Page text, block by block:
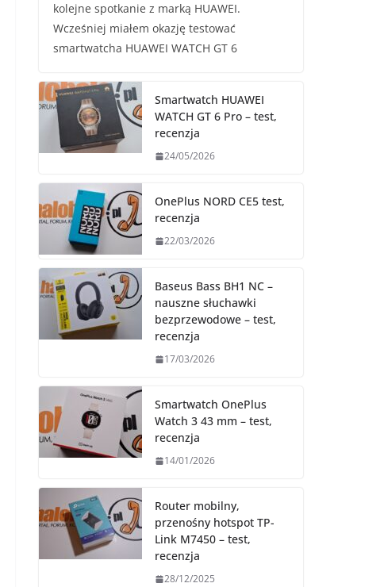
kolejne spotkanie z marką HUAWEI.
Wcześniej miałem okazję testować
smartwatcha HUAWEI WATCH GT 6
Smartwatch HUAWEI
WATCH GT 6 Pro – test,
recenzja
24/05/2026
OnePlus NORD CE5 test,
recenzja
22/03/2026
Baseus Bass BH1 NC –
nauszne słuchawki
bezprzewodowe – test,
recenzja
17/03/2026
Smartwatch OnePlus
Watch 3 43 mm – test,
recenzja
14/01/2026
Router mobilny,
przenośny hotspot TP-
Link M7450 – test,
recenzja
28/12/2025